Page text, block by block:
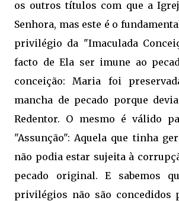
os outros títulos com que a
Senhora, mas este é o
privilégio da "Imaculada
facto de Ela ser imune ao
conceição: Maria foi
mancha de pecado porque
Redentor. O mesmo é válido
"Assunção": Aquela que tinha
não podia estar sujeita à
pecado original. E sabemos
privilégios não são concedidos